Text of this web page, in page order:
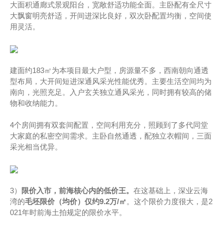
大面积通廊式景观阳台，宽敞舒适功能全面。主卧配有全尺寸
大飘窗明亮舒适，开间进深比良好，双次卧配置均衡，空间使
用灵活。
建面约183㎡为本项目最大户型，房源量不多，西南朝向通透
型布局，大开间短进深通风采光性能优秀。主要生活空间均为
南向，光照充足。入户玄关独立通风采光，同时拥有较高的储
物和收纳能力。
4个房间拥有双套间配置，空间利用充分，照顾到了多代同堂
大家庭的私密空间需求。主卧自然通透，配独立衣帽间，三面
采光相当优异。
3） 限价入市，前海核心内的低价王。 在这基础上，深业云海
湾的毛坯限价（均价）仅约9.2万/㎡。这个限价力度很大，是2
021年时前海土拍规定的限价水平。